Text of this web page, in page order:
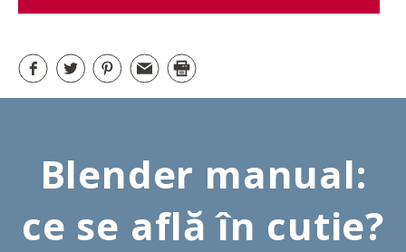
Blender manual:
ce se află în cutie?